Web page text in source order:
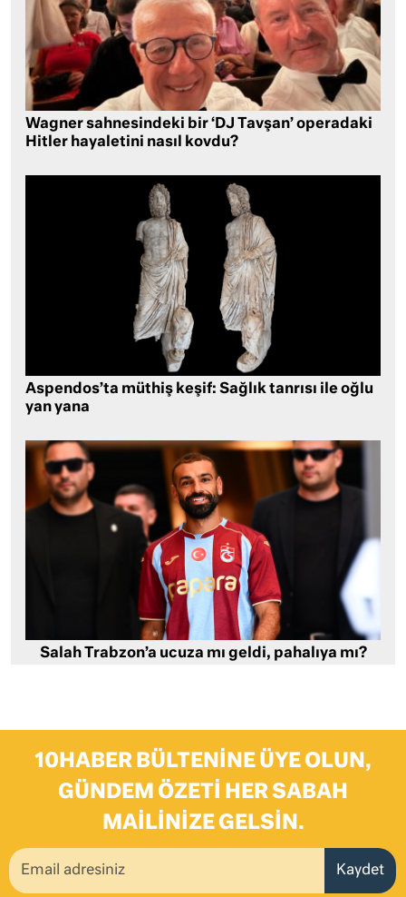
Wagner sahnesindeki bir ‘DJ Tavşan’ operadaki
Hitler hayaletini nasıl kovdu?
Aspendos’ta müthiş keşif: Sağlık tanrısı ile oğlu
yan yana
Salah Trabzon’a ucuza mı geldi, pahalıya mı?
10HABER BÜLTENINE ÜYE OLUN,
GÜNDEM ÖZETI HER SABAH
MAILINIZE GELSIN.
Kaydet